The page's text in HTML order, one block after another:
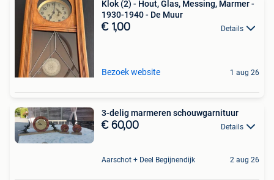
Klok (2) - Hout, Glas, Messing, Marmer -
1930-1940 - De Muur
€ 1,00 Details
Bezoek website 1 aug 26
3-delig marmeren schouwgarnituur
€ 60,00 Details
Aarschot + Deel Begijnendijk 2 aug 26